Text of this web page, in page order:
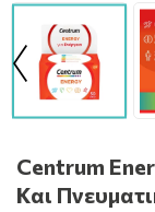
Centrum
Και